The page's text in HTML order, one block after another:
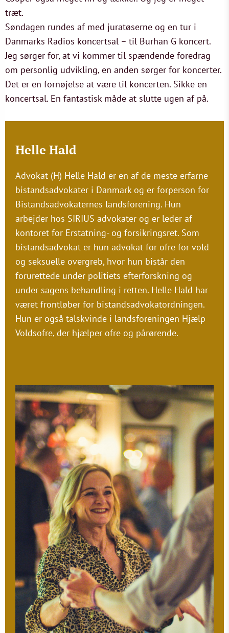
træt.
Søndagen rundes af med juratøserne og en tur i
Danmarks Radios koncertsal – til Burhan G koncert.
Jeg sørger for, at vi kommer til spændende foredrag
om personlig udvikling, en anden sørger for koncerter.
Det er en fornøjelse at være til koncerten. Sikke en
koncertsal. En fantastisk måde at slutte ugen af på.
Helle Hald
Advokat (H) Helle Hald er en af de meste erfarne
bistandsadvokater i Danmark og er forperson for
Bistandsadvokaternes landsforening. Hun
arbejder hos SIRIUS advokater og er leder af
kontoret for Erstatning- og forsikringsret. Som
bistandsadvokat er hun advokat for ofre for vold
og seksuelle overgreb, hvor hun bistår den
forurettede under politiets efterforskning og
under sagens behandling i retten. Helle Hald har
været frontløber for bistandsadvokatordningen.
Hun er også talskvinde i landsforeningen Hjælp
Voldsofre, der hjælper ofre og pårørende.